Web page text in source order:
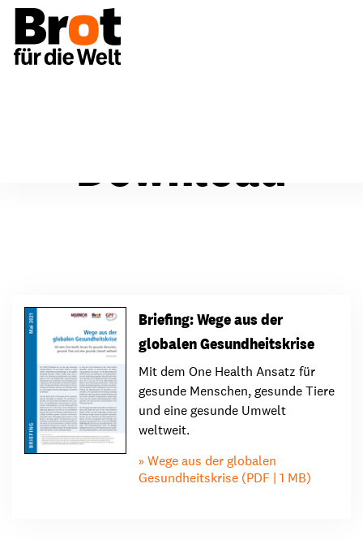
Download
Briefing: Wege aus der
globalen Gesundheitskrise
Mit dem One Health Ansatz für
gesunde Menschen, gesunde Tiere
und eine gesunde Umwelt
weltweit.
Wege aus der globalen
Gesundheitskrise (PDF | 1 MB)